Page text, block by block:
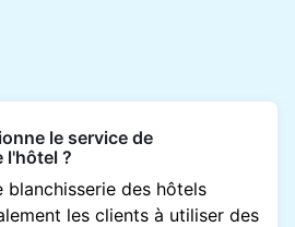
le service de
l'hôtel ?
blanchisserie des hôtels
les clients à utiliser des